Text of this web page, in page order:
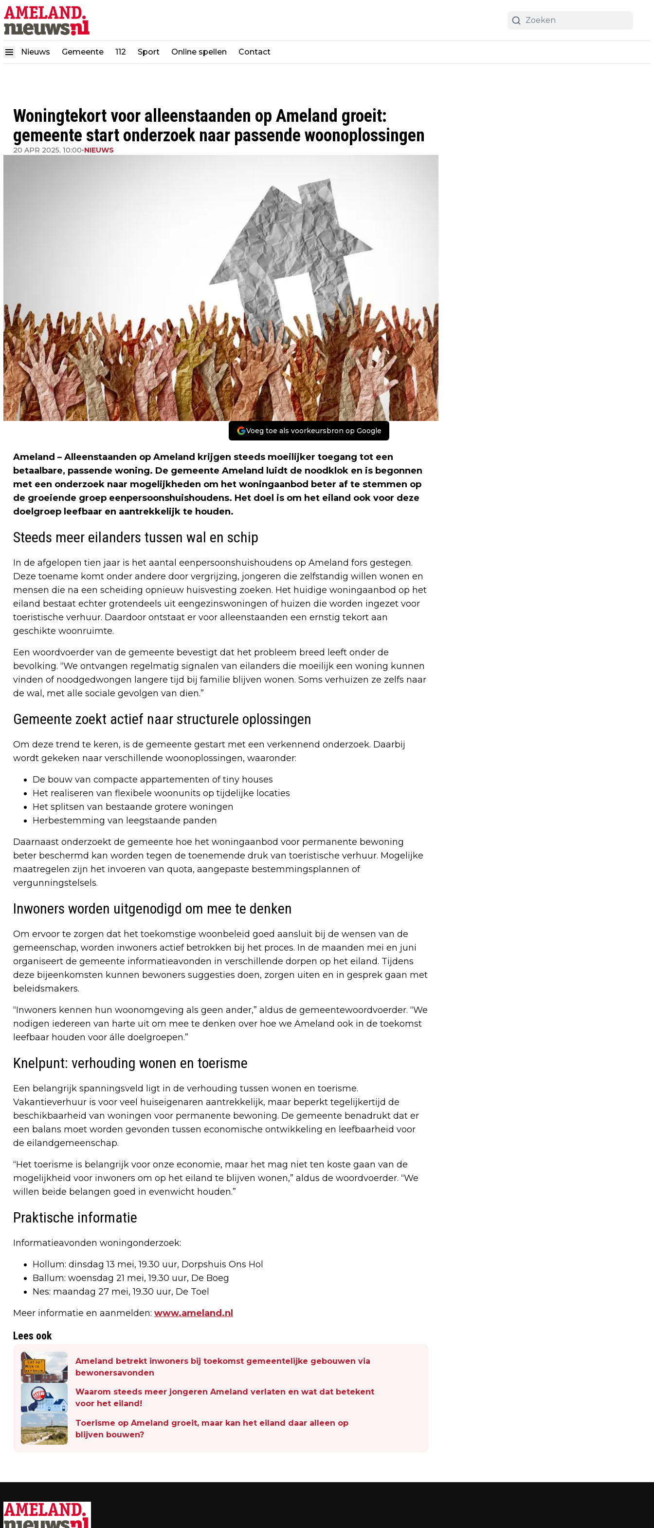
Nieuws Gemeente 112 Sport Online spellen Contact
Woningtekort voor alleenstaanden op Ameland groeit:
gemeente start onderzoek naar passende woonoplossingen
20 APR 2025, 10:00•NIEUWS
Voeg toe als voorkeursbron op Google
Ameland – Alleenstaanden op Ameland krijgen steeds moeilijker toegang tot een
betaalbare, passende woning. De gemeente Ameland luidt de noodklok en is begonnen
met een onderzoek naar mogelijkheden om het woningaanbod beter af te stemmen op
de groeiende groep eenpersoonshuishoudens. Het doel is om het eiland ook voor deze
doelgroep leefbaar en aantrekkelijk te houden.
Steeds meer eilanders tussen wal en schip
In de afgelopen tien jaar is het aantal eenpersoonshuishoudens op Ameland fors gestegen.
Deze toename komt onder andere door vergrijzing, jongeren die zelfstandig willen wonen en
mensen die na een scheiding opnieuw huisvesting zoeken. Het huidige woningaanbod op het
eiland bestaat echter grotendeels uit eengezinswoningen of huizen die worden ingezet voor
toeristische verhuur. Daardoor ontstaat er voor alleenstaanden een ernstig tekort aan
geschikte woonruimte.
Een woordvoerder van de gemeente bevestigt dat het probleem breed leeft onder de
bevolking. “We ontvangen regelmatig signalen van eilanders die moeilijk een woning kunnen
vinden of noodgedwongen langere tijd bij familie blijven wonen. Soms verhuizen ze zelfs naar
de wal, met alle sociale gevolgen van dien.”
Gemeente zoekt actief naar structurele oplossingen
Om deze trend te keren, is de gemeente gestart met een verkennend onderzoek. Daarbij
wordt gekeken naar verschillende woonoplossingen, waaronder:
De bouw van compacte appartementen of tiny houses
Het realiseren van flexibele woonunits op tijdelijke locaties
Het splitsen van bestaande grotere woningen
Herbestemming van leegstaande panden
Daarnaast onderzoekt de gemeente hoe het woningaanbod voor permanente bewoning
beter beschermd kan worden tegen de toenemende druk van toeristische verhuur. Mogelijke
maatregelen zijn het invoeren van quota, aangepaste bestemmingsplannen of
vergunningstelsels.
Inwoners worden uitgenodigd om mee te denken
Om ervoor te zorgen dat het toekomstige woonbeleid goed aansluit bij de wensen van de
gemeenschap, worden inwoners actief betrokken bij het proces. In de maanden mei en juni
organiseert de gemeente informatieavonden in verschillende dorpen op het eiland. Tijdens
deze bijeenkomsten kunnen bewoners suggesties doen, zorgen uiten en in gesprek gaan met
beleidsmakers.
“Inwoners kennen hun woonomgeving als geen ander,” aldus de gemeentewoordvoerder. “We
nodigen iedereen van harte uit om mee te denken over hoe we Ameland ook in de toekomst
leefbaar houden voor álle doelgroepen.”
Knelpunt: verhouding wonen en toerisme
Een belangrijk spanningsveld ligt in de verhouding tussen wonen en toerisme.
Vakantieverhuur is voor veel huiseigenaren aantrekkelijk, maar beperkt tegelijkertijd de
beschikbaarheid van woningen voor permanente bewoning. De gemeente benadrukt dat er
een balans moet worden gevonden tussen economische ontwikkeling en leefbaarheid voor
de eilandgemeenschap.
“Het toerisme is belangrijk voor onze economie, maar het mag niet ten koste gaan van de
mogelijkheid voor inwoners om op het eiland te blijven wonen,” aldus de woordvoerder. “We
willen beide belangen goed in evenwicht houden.”
Praktische informatie
Informatieavonden woningonderzoek:
Hollum: dinsdag 13 mei, 19.30 uur, Dorpshuis Ons Hol
Ballum: woensdag 21 mei, 19.30 uur, De Boeg
Nes: maandag 27 mei, 19.30 uur, De Toel
Meer informatie en aanmelden: www.ameland.nl
Lees ook
Ameland betrekt inwoners bij toekomst gemeentelijke gebouwen via
bewonersavonden
Waarom steeds meer jongeren Ameland verlaten en wat dat betekent
voor het eiland!
Toerisme op Ameland groeit, maar kan het eiland daar alleen op
blijven bouwen?
WADLOOPSEIZOEN VAN START: EERSTE
TOCHTEN TREKKEN VOLLE GROEPEN